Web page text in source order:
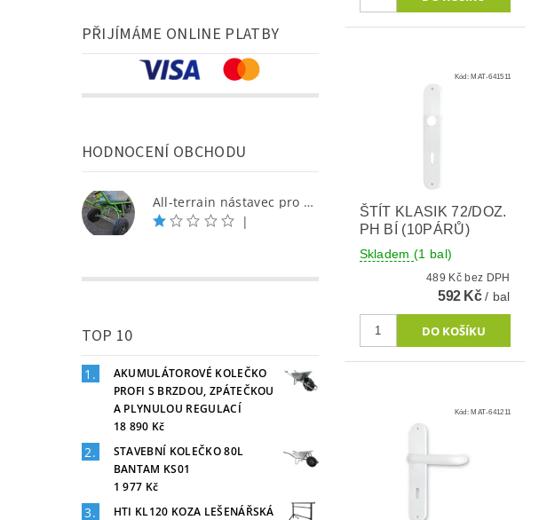
PŘIJÍMÁME ONLINE PLATBY
HODNOCENÍ OBCHODU
All-terrain nástavec pro Triglav
|
TOP 10
AKUMULÁTOROVÉ KOLEČKO
PROFI S BRZDOU, ZPÁTEČKOU
A PLYNULOU REGULACÍ
18 890 Kč
STAVEBNÍ KOLEČKO 80L
BANTAM KS01
1 977 Kč
HTI KL120 KOZA LEŠENÁŘSKÁ
Kód:MAT-641511
ŠTÍT KLASIK 72/DOZ.
PH BÍ (10PÁRŮ)
Skladem(1 bal)
489 Kč bez DPH
592 Kč/ bal
Kód:MAT-641211